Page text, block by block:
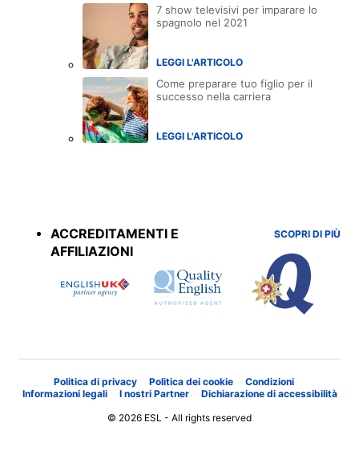
7 show televisivi per imparare lo
spagnolo nel 2021
LEGGI L'ARTICOLO
Come preparare tuo figlio per il
successo nella carriera
LEGGI L'ARTICOLO
ACCREDITAMENTI E
AFFILIAZIONI
SCOPRI DI PIÙ
Politica di privacy Politica dei cookie
Condizioni
Informazioni legali
I nostri Partner
Dichiarazione di accessibilità
© 2026 ESL - All rights reserved